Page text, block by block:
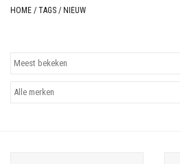
Albast waxinehouders van Zenza
Dierenlampen
HOME / TAGS / NIEUW